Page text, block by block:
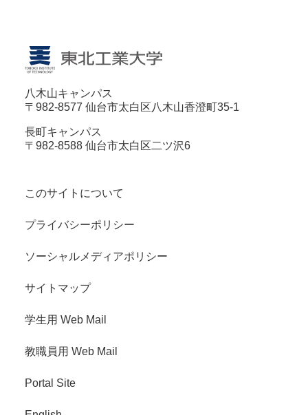
八木山キャンパス
〒982-8577 仙台市太白区八木山香澄町35-1
長町キャンパス
〒982-8588 仙台市太白区二ツ沢6
このサイトについて
プライバシーポリシー
ソーシャルメディアポリシー
サイトマップ
学生用 Web Mail
教職員用 Web Mail
Portal Site